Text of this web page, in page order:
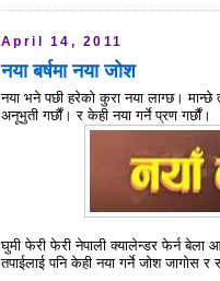
April 14, 2011
नया बर्षमा नया जोश
नया भने पछी हरेको कुरा नया लाग्छ। मान्छे
अनूभुती गर्छौं। र केही नया गर्ने प्रण गर्छौं।
घुमी फेरी फेरी नेपाली क्यालेन्डर फेर्न बेला
तपाईलाई पनि केही नया गर्ने जोश जागोस